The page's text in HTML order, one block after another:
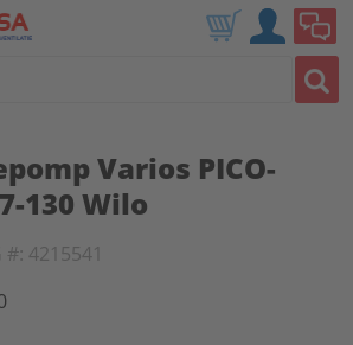
Varios PICO-
130 Wilo
#: 4215541